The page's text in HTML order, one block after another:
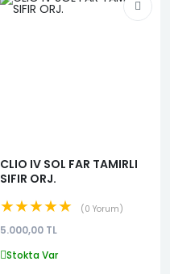
CLIO IV SOL FAR TAMIRLI
SIFIR ORJ.
★★★★★ 0 Yorum
5.000,00 TL
Stokta Var